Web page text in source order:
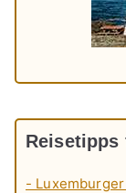
Reisetipps
-